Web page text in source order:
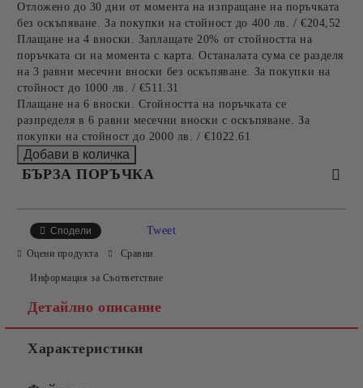
Отложено до 30 дни от момента на изпращане на поръчката
без оскъпяване. За покупки на стойност до 400 лв. / €204,52
Плащане на 4 вноски. Заплащате 20% от стойността на
поръчката си на момента с карта. Останалата сума се разделя
на 3 равни месечни вноски без оскъпяване. За покупки на
стойност до 1000 лв. / €511.31
Плащане на 6 вноски. Стойността на поръчката се
разпределя в 6 равни месечни вноски с оскъпяване. За
покупки на стойност до 2000 лв. / €1022.61
БЪРЗА ПОРЪЧКА
Съгласен съм с
Ние ще се свържем с вас в рамките на работния ден.
Сподели Tweet
Оцени продукта Сравни
Информация за Съответствие
Детайлно описание
Характеристики